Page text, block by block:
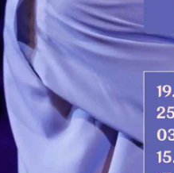
меньше
театра, просмотра
светской
душевную чистоту.
воздерживаться от
с 12 часов ночи
от питья и еды
не разрешается что-